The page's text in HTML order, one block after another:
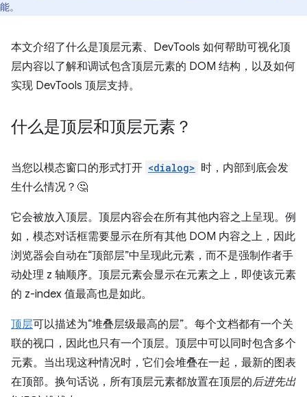
能。
本文介绍了什么是顶层元素、DevTools 如何帮助可视化顶
层内容以了解和调试包含顶层元素的 DOM 结构，以及如何
实现 DevTools 顶层支持。
什么是顶层和顶层元素？
当您以模态窗口的形式打开 <dialog> 时，内部到底会发
生什么情况？🤔
它会被放入顶层。顶层内容会在所有其他内容之上呈现。例
如，模态对话框需要显示在所有其他 DOM 内容之上，因此
浏览器会自动在“顶部层”中呈现此元素，而不是强制作者手
动处理 z 轴顺序。顶层元素会显示在元素之上，即使该元素
的 z-index 值最高也是如此。
顶层可以描述为“堆叠层级最高的层”。每个文档都有一个关
联的视口，因此也只有一个顶层。顶层中可以同时包含多个
元素。当出现这种情况时，它们会堆叠在一起，最新的图表
在顶部。换句话说，所有顶层元素都放置在顶层的后进先出